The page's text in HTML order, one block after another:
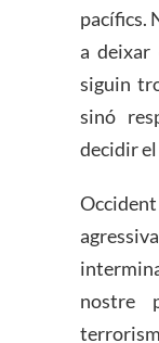
pacífics.
a deixar
siguin
sinó
decidir
nostre